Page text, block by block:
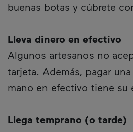
buenas botas y cúbrete
Lleva dinero en efectivo
Algunos artesanos no
tarjeta. Además, pagar
mano en efectivo tiene su
Llega temprano (o tarde)